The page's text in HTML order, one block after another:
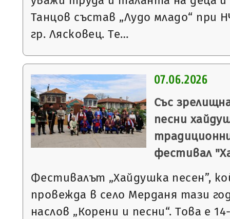
Танцов състав „Лудо младо“ при
гр. Лясковец. Те…
07.06.2026
Със
песни
фестивал
Фестивалът „Хайдушка песен”,
провежда в село Мерданя тази
наслов „Корени и песни“. Това е